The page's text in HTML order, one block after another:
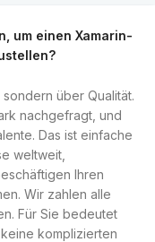
um einen Xamarin-
über Qualität.
nachgefragt, und
Das ist einfache
weltweit,
Ihren
Wir zahlen alle
Für Sie bedeutet
komplizierten